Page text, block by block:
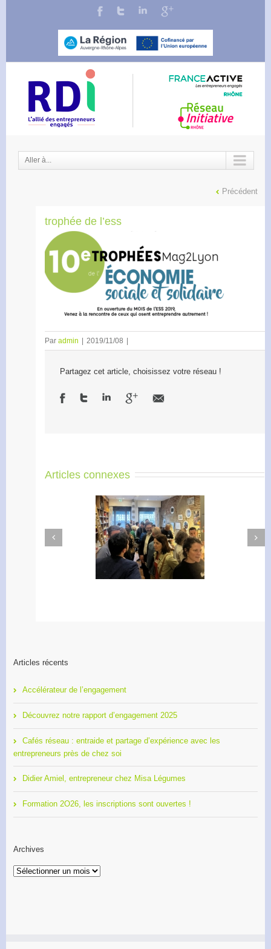
Aller à...
Précédent
trophée de l’ess
Par admin 2019/11/08
Partagez cet article, choisissez votre réseau !
Articles connexes
Accélérateur de
l’engagement
Previous
Next
Articles récents
Accélérateur de l’engagement
Découvrez notre rapport d’engagement 2025
Cafés réseau : entraide et partage d’expérience avec les
entrepreneurs près de chez soi
Didier Amiel, entrepreneur chez Misa Légumes
Formation 2O26, les inscriptions sont ouvertes !
Archives
Archives